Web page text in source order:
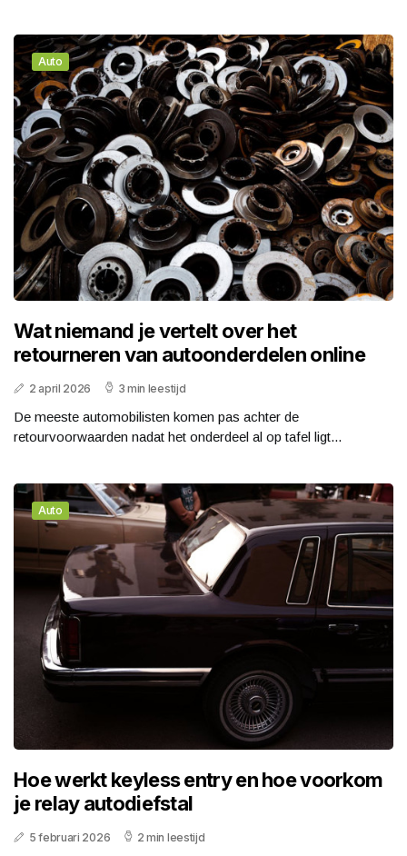
Auto
Wat niemand je vertelt over het
retourneren van autoonderdelen online
2 april 2026 3 min leestijd
De meeste automobilisten komen pas achter de
retourvoorwaarden nadat het onderdeel al op tafel ligt...
Auto
Hoe werkt keyless entry en hoe voorkom
je relay autodiefstal
5 februari 2026 2 min leestijd